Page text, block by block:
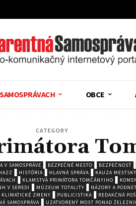
OBCE
CATEGORY
V SAMOSPRÁVE BEZPEČNÉ MESTO BEZPEČNOSŤ
HISTÓRIA HLAVNÁ SPRÁVA KAUZA
KLAMSTVÁ PRIMÁTORA TOMČÁNYIHO
V SEREDI MÚZEUM TOTALITY NÁZORY A
KLIMATICKÉ ZMENY PUBLICISTIKA REDAKČNÁ
SAMOSPRÁVA UZATVORENÝ MOST PONAD